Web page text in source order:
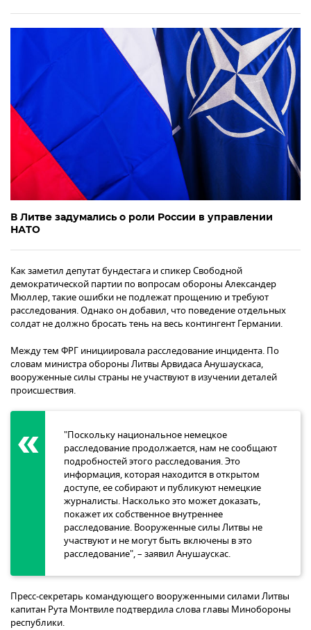
В Литве задумались о роли России в управлении
НАТО
Как заметил депутат бундестага и спикер Свободной
демократической партии по вопросам обороны Александер
Мюллер, такие ошибки не подлежат прощению и требуют
расследования. Однако он добавил, что поведение отдельных
солдат не должно бросать тень на весь контингент Германии.
Между тем ФРГ инициировала расследование инцидента. По
словам министра обороны Литвы Арвидаса Анушаускаса,
вооруженные силы страны не участвуют в изучении деталей
происшествия.
"Поскольку национальное немецкое
расследование продолжается, нам не сообщают
подробностей этого расследования. Это
информация, которая находится в открытом
доступе, ее собирают и публикуют немецкие
журналисты. Насколько это может доказать,
покажет их собственное внутреннее
расследование. Вооруженные силы Литвы не
участвуют и не могут быть включены в это
расследование", – заявил Анушаускас.
Пресс-секретарь командующего вооруженными силами Литвы
капитан Рута Монтвиле подтвердила слова главы Минобороны
республики.